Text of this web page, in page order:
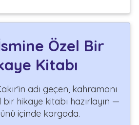
Özel Bir
Kitabı
adı geçen, kahramanı
bir hikaye kitabı hazırlayın —
içinde kargoda.